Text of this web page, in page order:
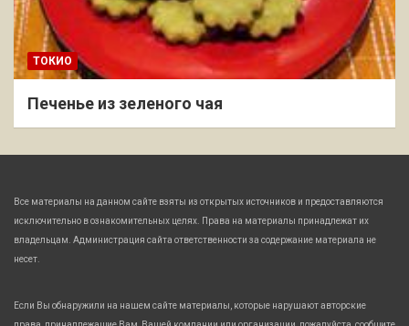
ТОКИО
Печенье из зеленого чая
Все материалы на данном сайте взяты из открытых источников и предоставляются
исключительно в ознакомительных целях. Права на материалы принадлежат их
владельцам. Администрация сайта ответственности за содержание материала не
несет.
Если Вы обнаружили на нашем сайте материалы, которые нарушают авторские